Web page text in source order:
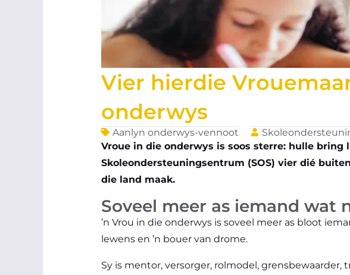
Vier hierdie
onderwys
Aanlyn onderwys-vennoot
Vroue in die onderwys is soos sterre: hulle
Skoleondersteuningsentrum (SOS) vier dié
die land maak.
Soveel meer as iemand wat
’n Vrou in die onderwys is soveel meer as bloot
lewens en ’n bouer van drome.
Sy is mentor, versorger, rolmodel,